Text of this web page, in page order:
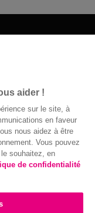
aider !
sur le site, à
en faveur
nous aidez à être
Vous pouvez
souhaitez, en
de confidentialité